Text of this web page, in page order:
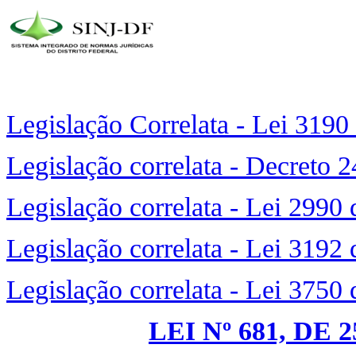
Legislação Correlata - Lei
Legislação correlata - Decreto
Legislação correlata - Lei 2990
Legislação correlata - Lei 3192
Legislação correlata - Lei 3750
LEI Nº 681, DE